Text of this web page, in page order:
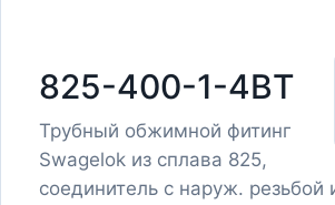
825-400-1-4BT
Трубный обжимной фитинг
Swagelok из сплава 825,
соединитель с наруж. резьбой